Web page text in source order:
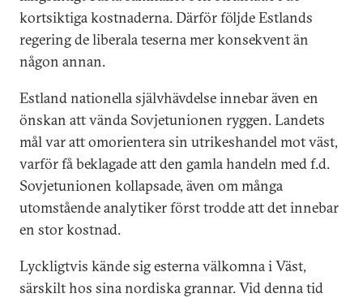
kortsiktiga kostnaderna. Därför följde Estlands
regering de liberala teserna mer konsekvent än
någon annan.
Estland nationella självhävdelse innebar även en
önskan att vända Sovjetunionen ryggen. Landets
mål var att omorientera sin utrikeshandel mot väst,
varför få beklagade att den gamla handeln med f.d.
Sovjetunionen kollapsade, även om många
utomstående analytiker först trodde att det innebar
en stor kostnad.
Lyckligtvis kände sig esterna välkomna i Väst,
särskilt hos sina nordiska grannar. Vid denna tid